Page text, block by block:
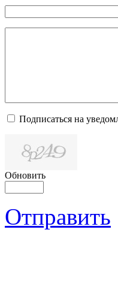
Подписаться на
Обновить
Отправить